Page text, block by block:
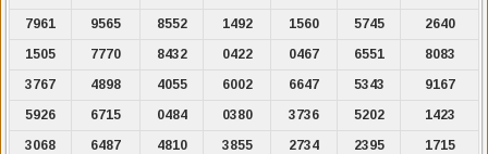
7961
9565 8552 1492 1560 5745
2640
1505
7770 8432 0422 0467 6551
8083
3767
4898 4055 6002 6647 5343
9167
5926
6715 0484 0380 3736 5202
1423
3068
6487 4810 3855 2734 2395
1715